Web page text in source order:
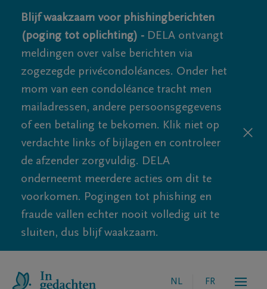
Blijf waakzaam voor phishingberichten
(poging tot oplichting) - DELA ontvangt
meldingen over valse berichten via
zogezegde privécondoléances. Onder het
mom van een condoléance tracht men
mailadressen, andere persoonsgegevens
of een betaling te bekomen. Klik niet op
verdachte links of bijlagen en controleer
de afzender zorgvuldig. DELA
onderneemt meerdere acties om dit te
voorkomen. Pogingen tot phishing en
fraude vallen echter nooit volledig uit te
sluiten, dus blijf waakzaam.
NL FR